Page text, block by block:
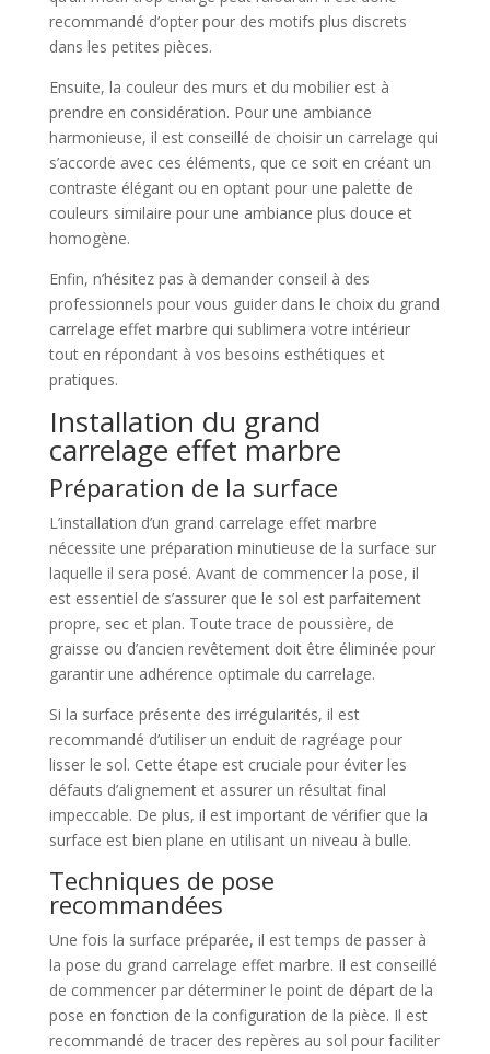
recommandé d’opter pour des motifs plus discrets
dans les petites pièces.
Ensuite, la couleur des murs et du mobilier est à
prendre en considération. Pour une ambiance
harmonieuse, il est conseillé de choisir un carrelage qui
s’accorde avec ces éléments, que ce soit en créant un
contraste élégant ou en optant pour une palette de
couleurs similaire pour une ambiance plus douce et
homogène.
Enfin, n’hésitez pas à demander conseil à des
professionnels pour vous guider dans le choix du grand
carrelage effet marbre qui sublimera votre intérieur
tout en répondant à vos besoins esthétiques et
pratiques.
Installation du grand
carrelage effet marbre
Préparation de la surface
L’installation d’un grand carrelage effet marbre
nécessite une préparation minutieuse de la surface sur
laquelle il sera posé. Avant de commencer la pose, il
est essentiel de s’assurer que le sol est parfaitement
propre, sec et plan. Toute trace de poussière, de
graisse ou d’ancien revêtement doit être éliminée pour
garantir une adhérence optimale du carrelage.
Si la surface présente des irrégularités, il est
recommandé d’utiliser un enduit de ragréage pour
lisser le sol. Cette étape est cruciale pour éviter les
défauts d’alignement et assurer un résultat final
impeccable. De plus, il est important de vérifier que la
surface est bien plane en utilisant un niveau à bulle.
Techniques de pose
recommandées
Une fois la surface préparée, il est temps de passer à
la pose du grand carrelage effet marbre. Il est conseillé
de commencer par déterminer le point de départ de la
pose en fonction de la configuration de la pièce. Il est
recommandé de tracer des repères au sol pour faciliter